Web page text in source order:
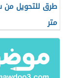
طرق للتحويل
متر